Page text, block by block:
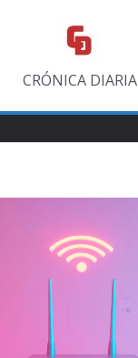
CRÓNICA DIARIA